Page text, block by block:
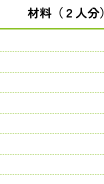
材料（２人分）